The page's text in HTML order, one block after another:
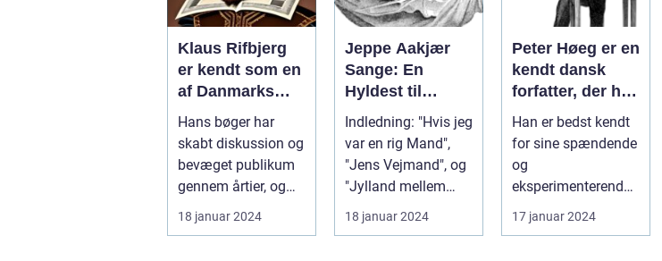
Klaus Rifbjerg
er kendt som en
af Danmarks
mest
betydningsfulde
forfattere og en
af de mest
markante
skikkelser inden
for dansk
Hans bøger har
skabt diskussion og
bevæget publikum
gennem årtier, og
hans unikke
forfatterskab har ...
18 januar 2024
Jeppe Aakjær
Sange: En
Hyldest til
Danmarks Store
Indledning: "Hvis jeg
var en rig Mand",
"Jens Vejmand", og
"Jylland mellem
tvende Have" er blot
nogl...
18 januar 2024
Peter Høeg er en
kendt dansk
forfatter, der har
skrevet en
række populære
Han er bedst kendt
for sine spændende
og
eksperimenterende
romaner, der ofte
blander forskellige
17 januar 2024